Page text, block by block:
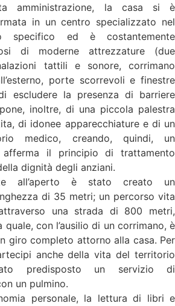
amministrazione, la casa si è
in un centro specializzato nel
specifico ed è costantemente
di moderne attrezzature (due
tattili e sonore, corrimano
porte scorrevoli e finestre
escludere la presenza di barriere
inoltre, di una piccola palestra
di idonee apparecchiature e di un
medico, creando, quindi, un
il principio di trattamento
dignità degli anziani.
all’aperto è stato creato un
di 35 metri; un percorso vita
una strada di 800 metri,
con l’ausilio di un corrimano, è
giro completo attorno alla casa. Per
anche della vita del territorio
predisposto un servizio di
un pulmino.
personale, la lettura di libri e